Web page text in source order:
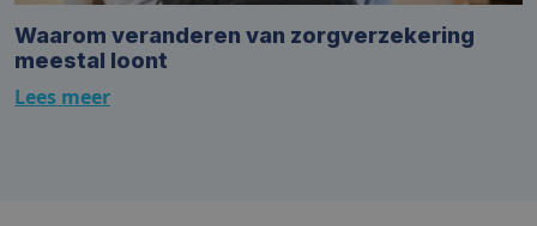
Waarom veranderen van zorgverzekering
meestal loont
Lees meer